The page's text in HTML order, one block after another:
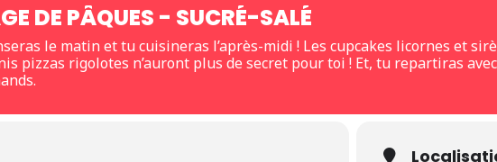
DE PÂQUES - SUCRÉ-SALÉ
le matin et tu cuisineras l’après-midi ! Les cupcakes licornes et
pizzas rigolotes n’auront plus de secret pour toi ! Et, tu repartiras